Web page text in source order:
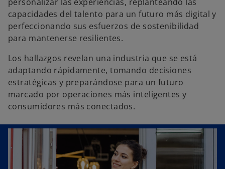
capacidades del talento para un futuro más digital y
perfeccionando sus esfuerzos de sostenibilidad
para mantenerse resilientes.
Los hallazgos revelan una industria que se está
adaptando rápidamente, tomando decisiones
estratégicas y preparándose para un futuro
marcado por operaciones más inteligentes y
consumidores más conectados.